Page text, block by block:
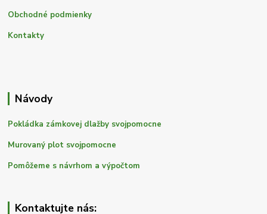
Obchodné podmienky
Kontakty
Návody
Pokládka zámkovej dlažby svojpomocne
Murovaný plot svojpomocne
Pomôžeme s návrhom a výpočtom
Kontaktujte nás: